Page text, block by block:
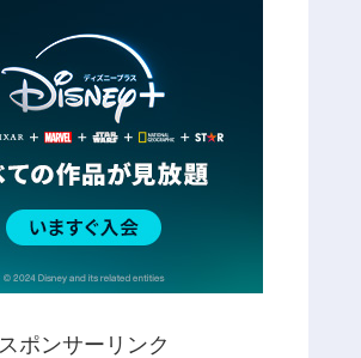
スポンサーリンク